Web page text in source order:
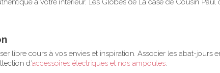
à votre intérieur. Les Globes de La case de Cousin
libre cours à vos envies et inspiration. Associer les abat-jours
d'accessoires électriques et nos ampoules.